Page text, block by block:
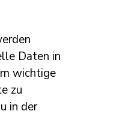
und
Daten in
wichtige
zu
in der
0
– 16:00 Uhr
Uhr